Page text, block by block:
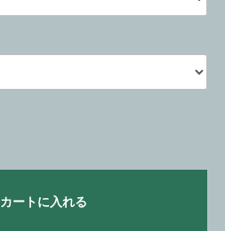
カートに入れる